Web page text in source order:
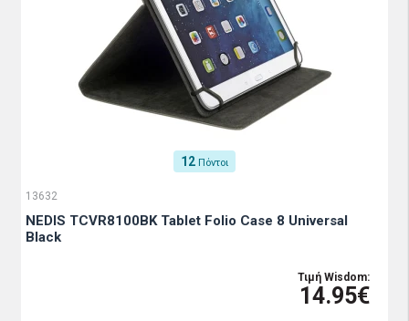
12 Πόντοι
13632
NEDIS TCVR8100BK Tablet Folio Case 8 Universal
Black
Τιμή Wisdom:
14.95€